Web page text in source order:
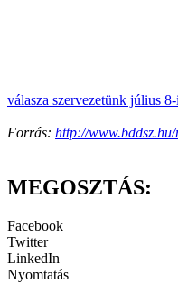
válasza szervezetünk július
Forrás: http://
MEGOSZTÁS:
Facebook
Twitter
LinkedIn
Nyomtatás